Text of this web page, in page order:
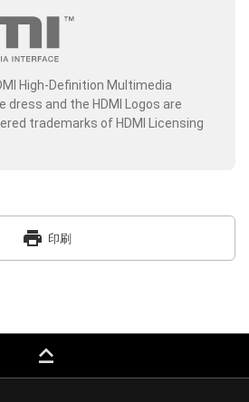
High-Definition Multimedia
dress and the HDMI Logos are
trademarks of HDMI Licensing
print 印刷
keyboard_capslock